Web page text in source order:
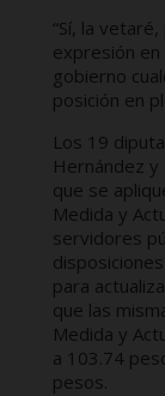
“Sí, la
expresión
gobierno
posición en
Los 19
Hernández y
que se
Medida y
servidores
para
que las
Medida y
a 103.74
pesos.